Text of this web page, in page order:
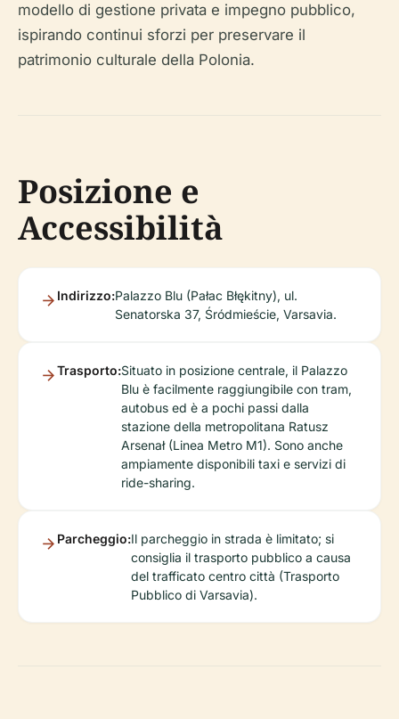
modello di gestione privata e impegno pubblico,
ispirando continui sforzi per preservare il
patrimonio culturale della Polonia.
Posizione e
Accessibilità
Indirizzo:Palazzo Blu (Pałac Błękitny), ul.
Senatorska 37, Śródmieście, Varsavia.
Trasporto:Situato in posizione centrale, il Palazzo
Blu è facilmente raggiungibile con tram,
autobus ed è a pochi passi dalla
stazione della metropolitana Ratusz
Arsenał (Linea Metro M1). Sono anche
ampiamente disponibili taxi e servizi di
ride-sharing.
Parcheggio:Il parcheggio in strada è limitato; si
consiglia il trasporto pubblico a causa
del trafficato centro città (Trasporto
Pubblico di Varsavia).